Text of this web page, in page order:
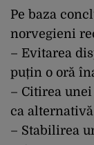
Pe baza
norvegieni
– Evitarea
puțin o oră
– Citirea
ca
– Stabilirea